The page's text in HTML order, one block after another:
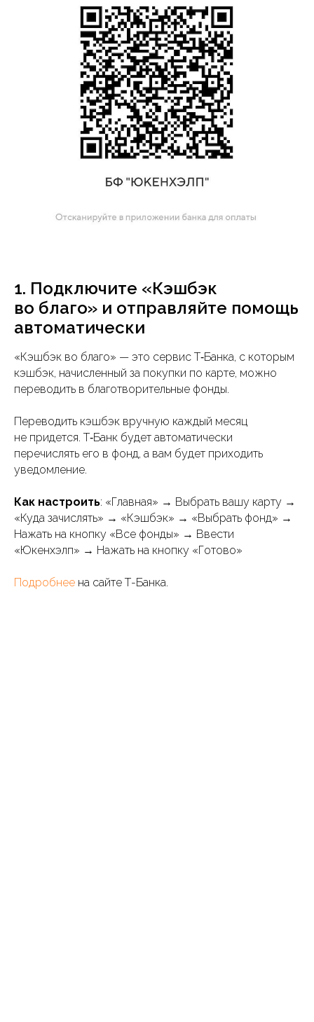
1. Подключите «Кэшбэк
во благо» и отправляйте помощь
автоматически
«Кэшбэк во благо» — это сервис Т‑Банка, с которым
кэшбэк, начисленный за покупки по карте, можно
переводить в благотворительные фонды.
Переводить кэшбэк вручную каждый месяц
не придется. Т‑Банк будет автоматически
перечислять его в фонд, а вам будет приходить
уведомление.
Как настроить: «Главная» → Выбрать вашу карту →
«Куда зачислять» → «Кэшбэк» → «Выбрать фонд» →
Нажать на кнопку «Все фонды» → Ввести
«Юкенхэлп» → Нажать на кнопку «Готово»
Подробнее на сайте Т-Банка.